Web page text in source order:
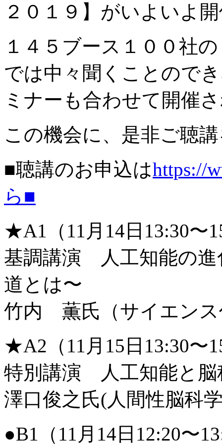
２０１９】がいよいよ
１４５ブース１００社
では中々聞くことので
ミナーも合わせて開催
この機会に、是非ご聴
■聴講のお申込はhttps://
ら■
★A1（11月14日13:30〜
基調講演 人工知能の進
道とは〜
竹内 薫氏（サイエンス
★A2（11月15日13:30〜
特別講演 人工知能と脳
澤口俊之氏(人間性脳科
●B1（11月14日12:20〜